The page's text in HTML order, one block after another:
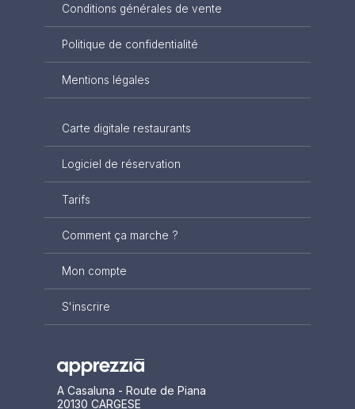
Conditions générales de vente
Politique de confidentialité
Mentions légales
Carte digitale restaurants
Logiciel de réservation
Tarifs
Comment ça marche ?
Mon compte
S'inscrire
A Casaluna - Route de Piana
20130 CARGESE